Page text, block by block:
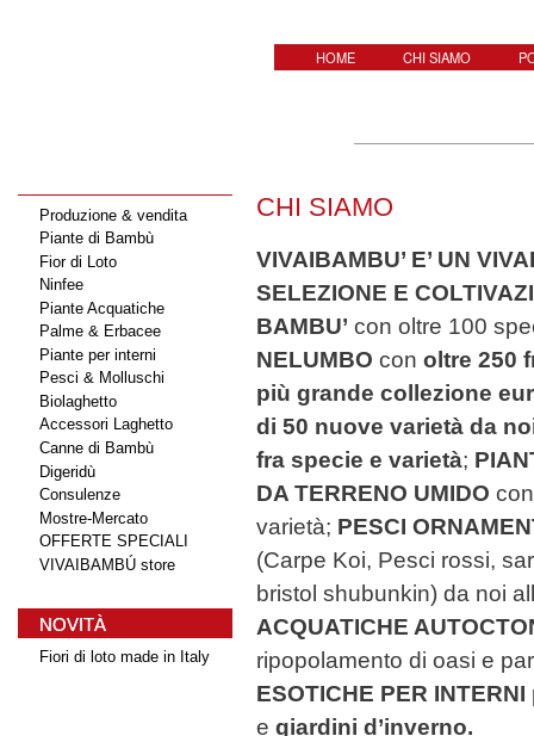
HOME CHI SIAMO
Produzione & vendita
Piante di Bambù
Fior di Loto
Ninfee
Piante Acquatiche
Palme & Erbacee
Piante per interni
Pesci & Molluschi
Biolaghetto
Accessori Laghetto
Canne di Bambù
Digeridù
Consulenze
Mostre-Mercato
OFFERTE SPECIALI
VIVAIBAMBÚ store
NOVITÀ
Fiori di loto made in Italy
CHI SIAMO
VIVAIBAMBU’ E’ UN
SELEZIONE E
BAMBU’ con oltre 100
NELUMBO con oltre 250
più grande collezione
di 50 nuove varietà da
fra specie e varietà;
DA TERRENO UMIDO
varietà; PESCI
(Carpe Koi, Pesci rossi,
bristol shubunkin) da noi
ACQUATICHE
ripopolamento di oasi e
ESOTICHE PER INTERNI
e giardini d’inverno.